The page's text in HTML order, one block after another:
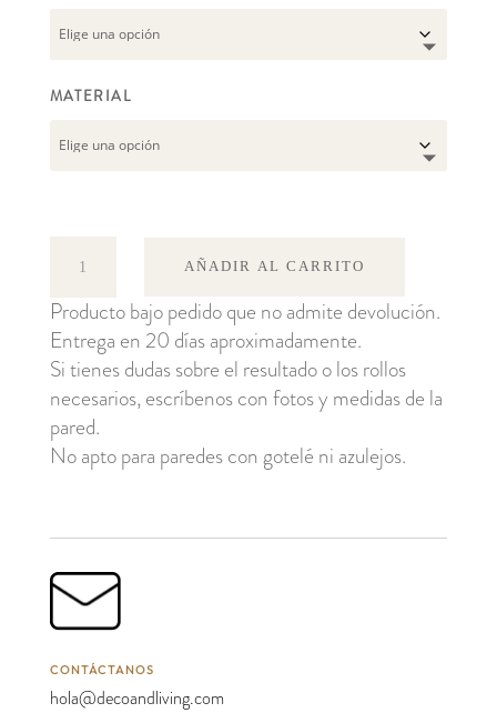
MATERIAL
AÑADIR AL CARRITO
Producto bajo pedido que no admite devolución.
Entrega en 20 días aproximadamente.
Si tienes dudas sobre el resultado o los rollos
necesarios, escríbenos con fotos y medidas de la
pared.
No apto para paredes con gotelé ni azulejos.
CONTÁCTANOS
hola@decoandliving.com